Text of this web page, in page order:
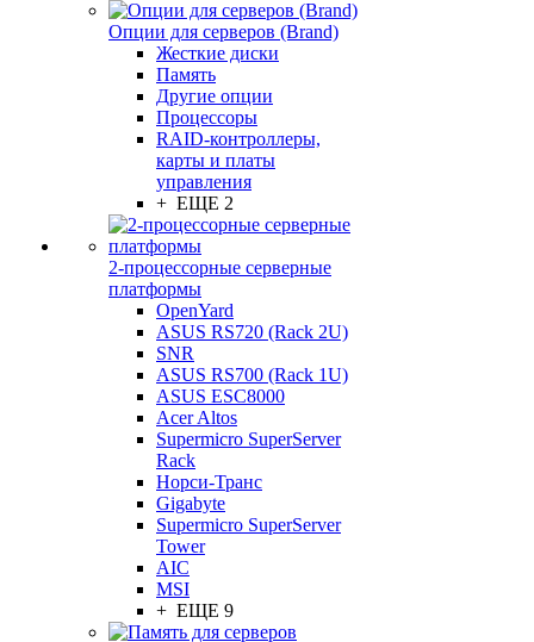
Опции для серверов (Brand)
Жесткие диски
Память
Другие опции
Процессоры
RAID-контроллеры,
карты и платы
управления
+ ЕЩЕ 2
2-процессорные серверные
платформы
OpenYard
ASUS RS720 (Rack 2U)
SNR
ASUS RS700 (Rack 1U)
ASUS ESC8000
Acer Altos
Supermicro SuperServer
Rack
Норси-Транс
Gigabyte
Supermicro SuperServer
Tower
AIC
MSI
+ ЕЩЕ 9